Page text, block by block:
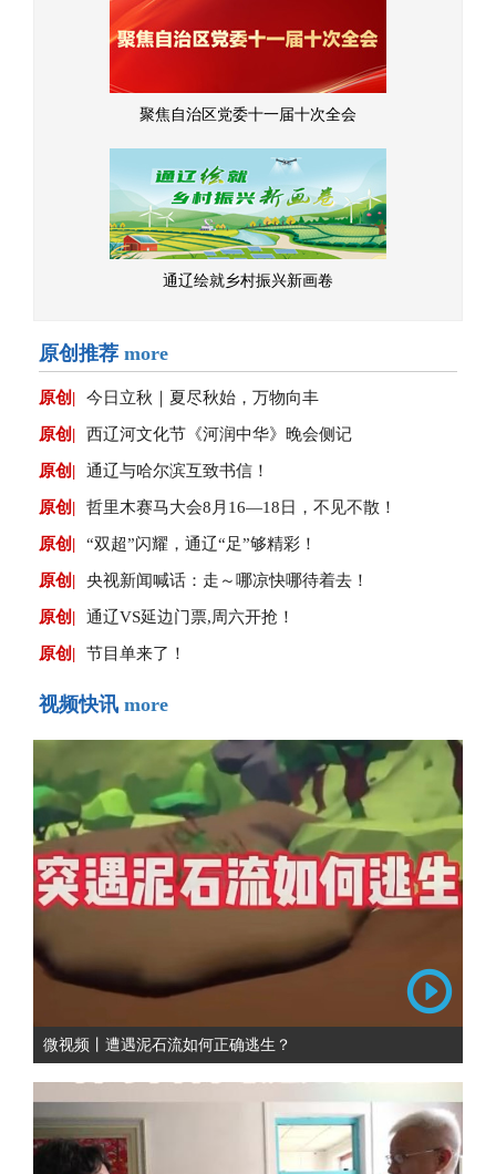
聚焦自治区党委十一届十次全会
通辽绘就乡村振兴新画卷
原创推荐 more
原创| 今日立秋｜夏尽秋始，万物向丰
原创| 西辽河文化节《河润中华》晚会侧记
原创| 通辽与哈尔滨互致书信！
原创| 哲里木赛马大会8月16—18日，不见不散！
原创| “双超”闪耀，通辽“足”够精彩！
原创| 央视新闻喊话：走～哪凉快哪待着去！
原创| 通辽VS延边门票,周六开抢！
原创| 节目单来了！
视频快讯 more
微视频丨遭遇泥石流如何正确逃生？